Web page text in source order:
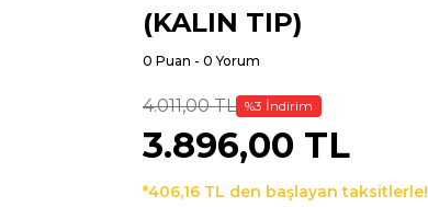
(KALIN TIP)
0 Puan - 0 Yorum
4.011,00 TL %3 İndirim
3.896,00 TL
*406,16 TL den başlayan taksitlerle!